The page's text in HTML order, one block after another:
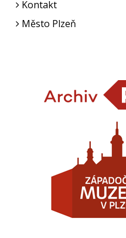
Kontakt
Město Plzeň